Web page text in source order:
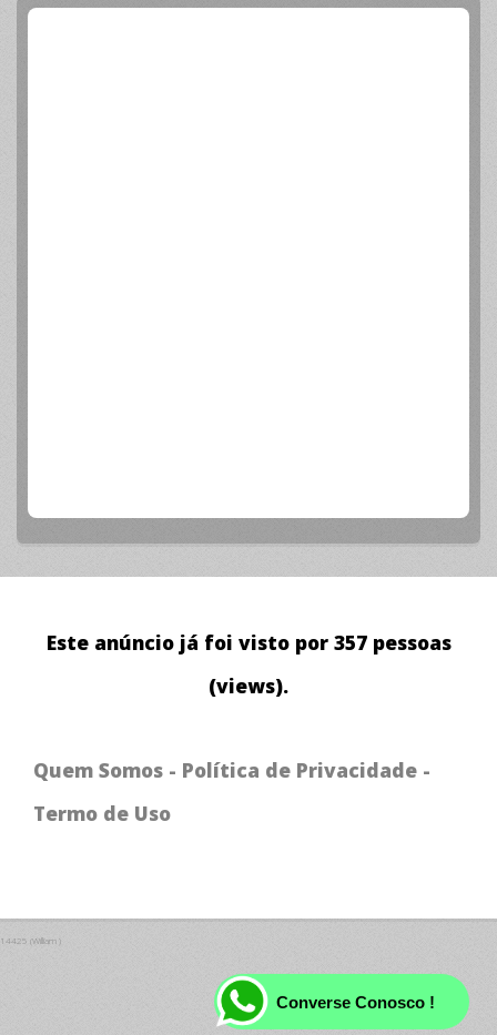
Este anúncio já foi visto por 357 pessoas
(views).
Quem Somos - Política de Privacidade -
Termo de Uso
14425 (William )